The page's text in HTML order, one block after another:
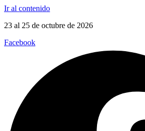
Ir al contenido
23 al 25 de octubre de 2026
Facebook